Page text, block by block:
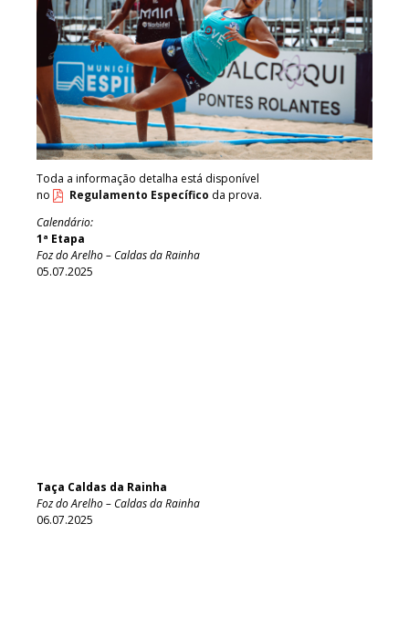
Toda a informação detalha está disponível
no
Regulamento Específico da prova.
Calendário:
1ª Etapa
Foz do Arelho – Caldas da Rainha
05.07.2025
Taça Caldas da Rainha
Foz do Arelho – Caldas da Rainha
06.07.2025